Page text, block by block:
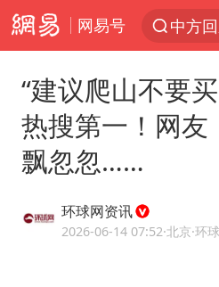
网易号
“建议爬山不要
热搜第一！网友
飘忽忽……
环球网资讯
2026-06-14 07:52·北京·环